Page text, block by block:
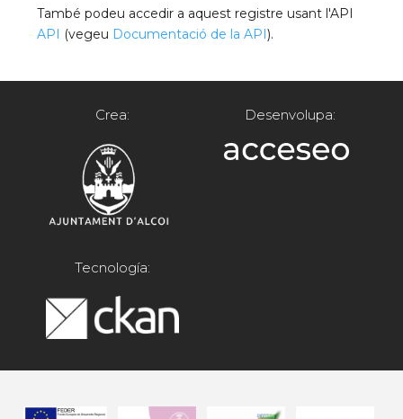
També podeu accedir a aquest registre usant l'API
API (vegeu Documentació de la API).
Crea: Desenvolupa:
Tecnología: